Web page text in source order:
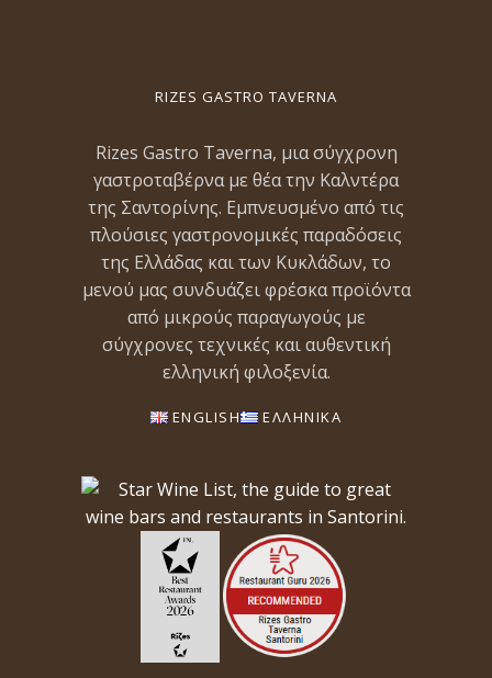
RIZES GASTRO TAVERNA
Rizes Gastro Taverna, μια σύγχρονη
γαστροταβέρνα με θέα την Καλντέρα
της Σαντορίνης. Εμπνευσμένο από τις
πλούσιες γαστρονομικές παραδόσεις
της Ελλάδας και των Κυκλάδων, το
μενού μας συνδυάζει φρέσκα προϊόντα
από μικρούς παραγωγούς με
σύγχρονες τεχνικές και αυθεντική
ελληνική φιλοξενία.
ENGLISH ΕΛΛΗΝΙΚΑ